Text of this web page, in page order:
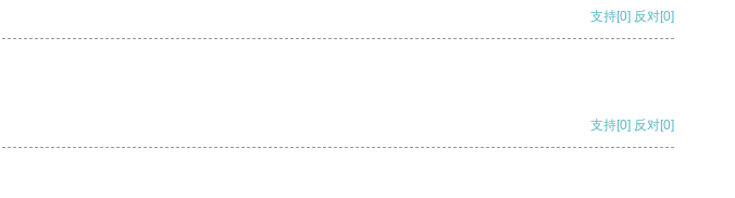
支持[0] 反对[0]
支持[0] 反对[0]